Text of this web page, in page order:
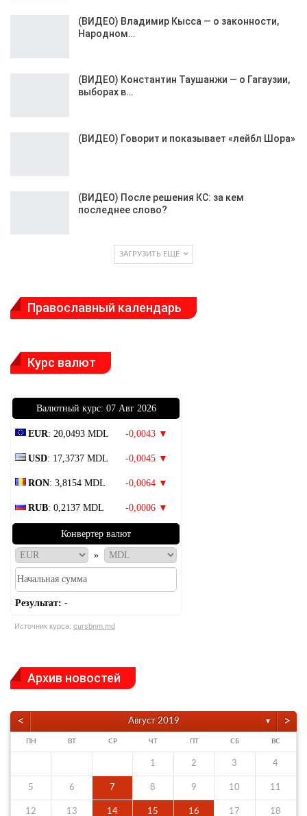
(ВИДЕО) Владимир Кысса — о законности,
Народном…
(ВИДЕО) Константин Таушанжи — о Гагаузии,
выборах в…
(ВИДЕО) Говорит и показывает «лейбл Шора»
(ВИДЕО) После решения КС: за кем
последнее слово?
ЗАГРУЗИТЬ ЕЩЁ
Православный календарь
Курс валют
Bалютный курс: 07 Авг 2026
EUR: 20,0493 MDL -0,0043 ▼
USD: 17,3737 MDL -0,0045 ▼
RON: 3,8154 MDL -0,0064 ▼
RUB: 0,2137 MDL -0,0006 ▼
Конвертер валют
»
Результат: -
Источник курса: cursbnm.md
Архив новостей
< Август 2019 ▼ >
ПН ВТ СР ЧТ ПТ СБ ВС
1 2 3 4
5 6 7 8 9 10 11
12 13 14 15 16 17 18